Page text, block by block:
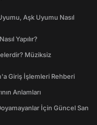
Aşk Uyumu Nasıl
Yapılır?
Müziksiz
Giriş İşlemleri Rehberi
Anlamları
İçin Güncel San